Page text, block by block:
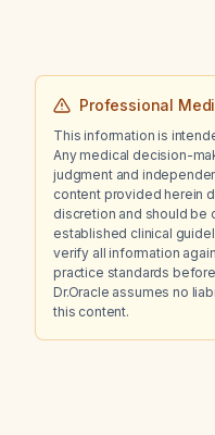
Professional
This information is
Any medical decision-
judgment and
content provided herein
discretion and should be
established clinical
verify all information
practice standards
Dr.Oracle assumes no
this content.